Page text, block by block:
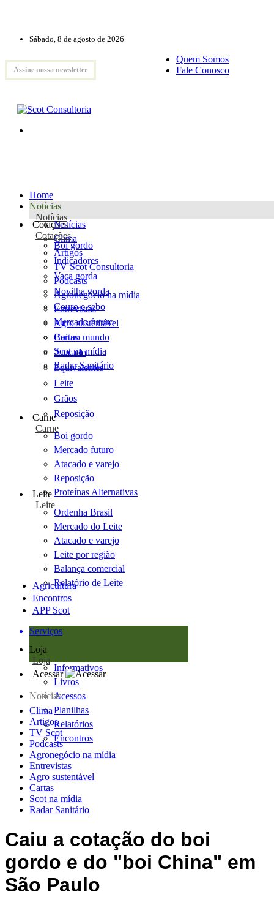
Sábado, 8 de agosto de 2026
Assine nossa newsletter
Quem Somos
Fale Conosco
Home
Notícias
Notícias
Notícias
Clima
Artigos
TV Scot Consultoria
Podcasts
Agronegócio na mídia
Entrevistas
Agro sustentável
Cartas
Scot na mídia
Radar Sanitário
Cotações
Cotações
Boi gordo
Indicadores
Vaca gorda
Novilha gorda
Couro e sebo
Mercado futuro
Boi no mundo
Atacado
Equivalentes
Leite
Grãos
Reposição
Carne
Carne
Boi gordo
Mercado futuro
Atacado e varejo
Reposição
Proteínas Alternativas
Leite
Leite
Ordenha Brasil
Mercado do Leite
Atacado e varejo
Leite por região
Balança comercial
Relatório de Leite
Agricultura
Encontros
APP Scot
Serviços
Loja
Loja
Informativos
Livros
Acessos
Planilhas
Relatórios
Encontros
Acessar
Notícias
Clima
Artigos
TV Scot
Podcasts
Agronegócio na mídia
Entrevistas
Agro sustentável
Cartas
Scot na mídia
Radar Sanitário
Caiu a cotação do boi
gordo e do "boi China" em
São Paulo